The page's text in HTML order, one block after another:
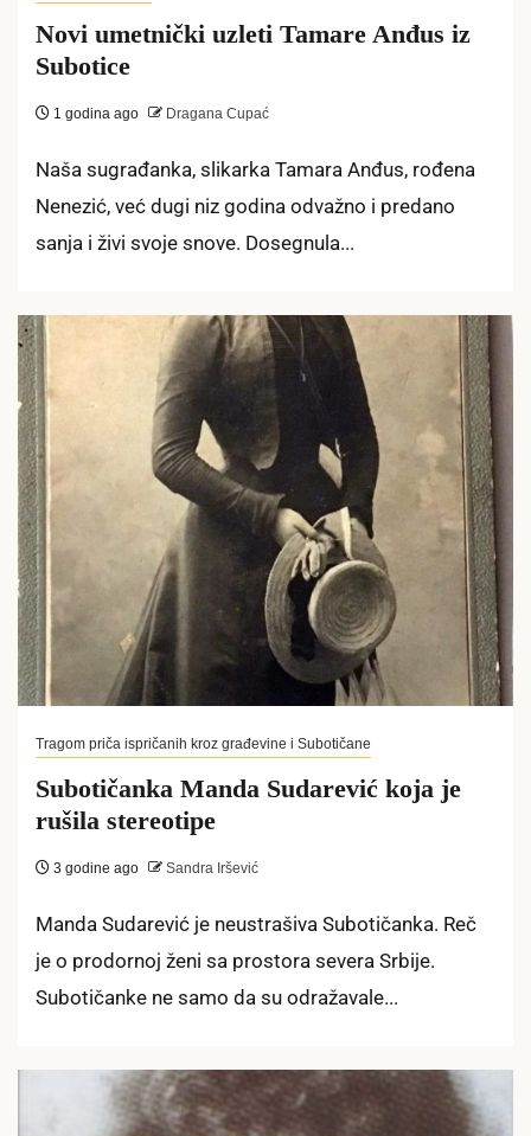
Novi umetnički uzleti Tamare Anđus iz
Subotice
1 godina ago Dragana Cupać
Naša sugrađanka, slikarka Tamara Anđus, rođena
Nenezić, već dugi niz godina odvažno i predano
sanja i živi svoje snove. Dosegnula...
Tragom priča ispričanih kroz građevine i Subotičane
Subotičanka Manda Sudarević koja je
rušila stereotipe
3 godine ago Sandra Iršević
Manda Sudarević je neustrašiva Subotičanka. Reč
je o prodornoj ženi sa prostora severa Srbije.
Subotičanke ne samo da su odražavale...